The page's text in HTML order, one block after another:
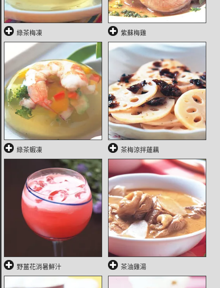
綠茶梅凍 紫蘇梅雞
綠茶蝦凍 茶梅涼拌蓮藕
野薑花消暑鮮汁 茶油雞湯